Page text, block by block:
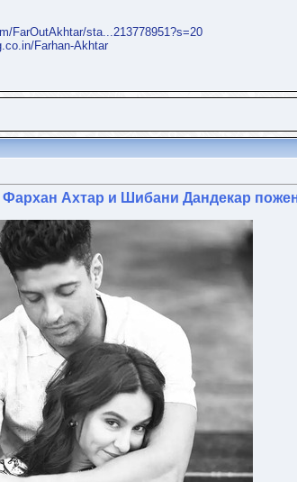
FarOutAkhtar/sta...213778951?s=20
Farhan-Akhtar
Ахтар и Шибани Дандекар